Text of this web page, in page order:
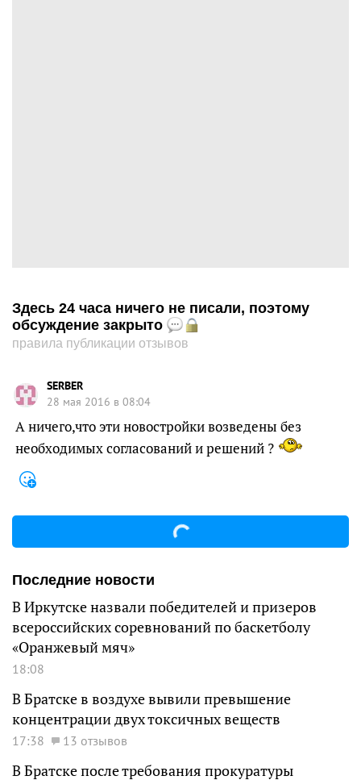
Здесь 24 часа ничего не писали, поэтому
обсуждение закрыто
правила публикации отзывов
SERBER
28 мая 2016 в 08:04
А ничего,что эти новостройки возведены без
необходимых согласований и решений ?
Последние новости
В Иркутске назвали победителей и призеров
всероссийских соревнований по баскетболу
«Оранжевый мяч»
18:08
В Братске в воздухе вывили превышение
концентрации двух токсичных веществ
17:38 13 отзывов
В Братске после требования прокуратуры